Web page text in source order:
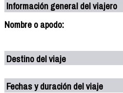
Información general del viajero
Nombre o apodo:
Destino del viaje
Fechas y duración del viaje